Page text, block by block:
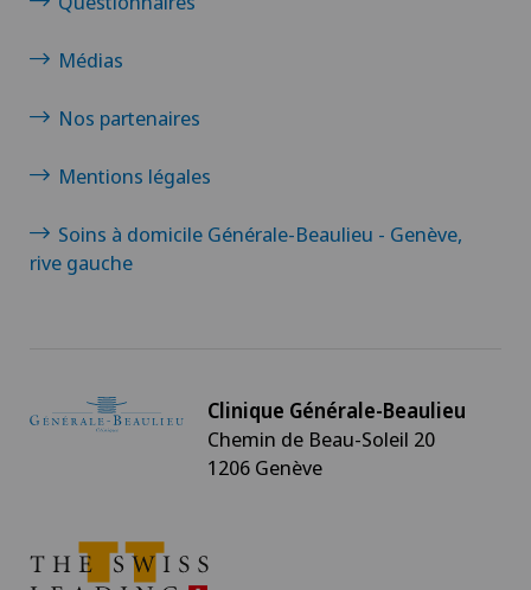
Médias
Nos partenaires
Mentions légales
Soins à domicile Générale-Beaulieu - Genève,
rive gauche
Clinique Générale-Beaulieu
Chemin de Beau-Soleil 20
1206 Genève